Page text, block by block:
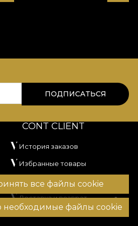
все файлы cookie
необходимые файлы cookie
ПОДПИСАТЬСЯ
CONT CLIENT
История заказов
Избранные товары
Способы оплаты
Доставка и возврат